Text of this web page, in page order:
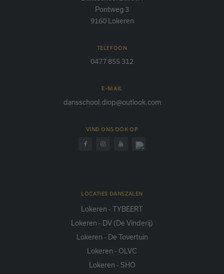
Pontweg 3
9160 Lokeren
TELEFOON
0477 855 312
E-MAIL
dansschool.diop@outlook.com
VIND ONS OOK OP
LOCATIES DANSZALEN
Lokeren - TYBEERT
Lokeren - DV (De Vinderij)
Lokeren - De Tovertuin
Lokeren - OLVC
Lokeren - SHO